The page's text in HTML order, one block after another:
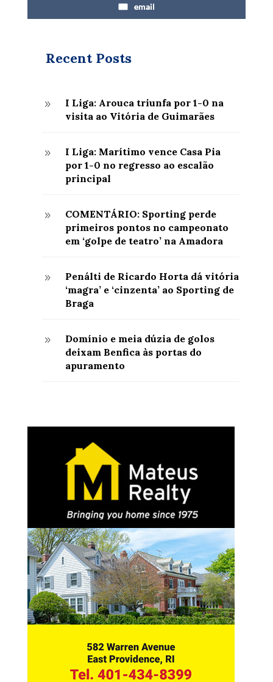
email
Recent Posts
9
I Liga: Arouca triunfa por 1-0 na
visita ao Vitória de Guimarães
9
I Liga: Marítimo vence Casa Pia
por 1-0 no regresso ao escalão
principal
9
COMENTÁRIO: Sporting perde
primeiros pontos no campeonato
em ‘golpe de teatro’ na Amadora
9
Penálti de Ricardo Horta dá vitória
‘magra’ e ‘cinzenta’ ao Sporting de
Braga
9
Domínio e meia dúzia de golos
deixam Benfica às portas do
apuramento